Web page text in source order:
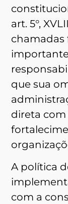
art. 5°,
chamadas
que sua
direta
A política
com a